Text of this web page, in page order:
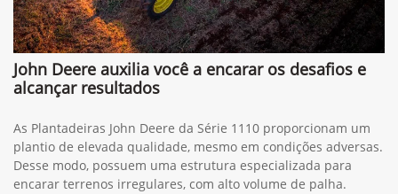
John Deere auxilia você a encarar os desafios e
alcançar resultados
As Plantadeiras John Deere da Série 1110 proporcionam um
plantio de elevada qualidade, mesmo em condições adversas.
Desse modo, possuem uma estrutura especializada para
encarar terrenos irregulares, com alto volume de palha.